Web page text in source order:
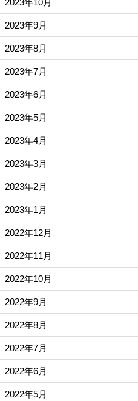
2023年9月
2023年8月
2023年7月
2023年6月
2023年5月
2023年4月
2023年3月
2023年2月
2023年1月
2022年12月
2022年11月
2022年10月
2022年9月
2022年8月
2022年7月
2022年6月
2022年5月